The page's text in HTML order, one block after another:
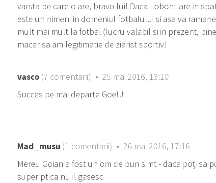
varsta pe care o are, bravo lui! Daca Lobont are in
este un nimeni in domeniul fotbalului si asa va
mult mai mult la fotbal (lucru valabil si in prezent,
macar sa am legitimatie de ziarist sportiv!
vasco (7 comentarii) • 25 mai 2016, 13:10
Succes pe mai departe Goe!!!
Mad_musu (1 comentarii) • 26 mai 2016, 17:16
Mereu Goian a fost un om de bun simt - daca poți sa
super pt ca nu il gasesc